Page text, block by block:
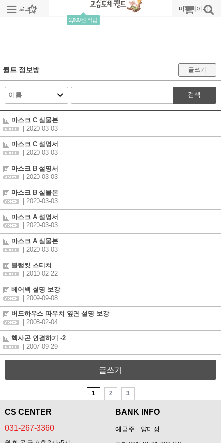
로그인 회원가입
2,000원 적립
주문조회 마이페이지
퀼트 정보방 글쓰기
검색
마스크 C 실물본
| 2020-03-03
마스크 C 설명서
| 2020-03-03
마스크 B 설명서
| 2020-03-03
마스크 B 실물본
| 2020-03-03
마스크 A 설명서
| 2020-03-03
마스크 A 실물본
| 2020-03-03
블랭킷 스티치
| 2010-02-22
베어백 설명 보강
| 2009-09-08
버드하우스 파우치 옆면 설명 보강
| 2008-02-04
헥사곤 연결하기 -2
| 2007-09-29
글쓰기
1 2 3
CS CENTER
031-267-3360
BANK INFO
예금주 : 양미정